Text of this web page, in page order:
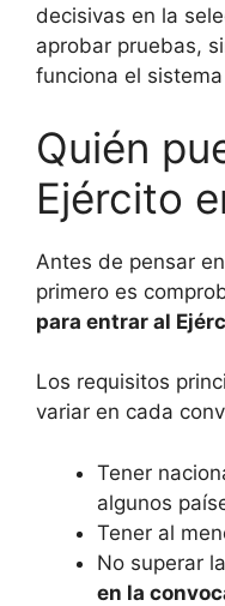
decisivas en la
aprobar pruebas,
funciona el
Quién
Ejército
Antes de pensar
primero es
para entrar al
Los requisitos
variar en cada
Tener
algunos
Tener al
No superar la
en la